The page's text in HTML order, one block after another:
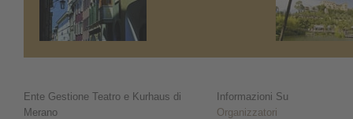
Ente Gestione Teatro e Kurhaus di
Merano
Informazioni Su
Organizzatori